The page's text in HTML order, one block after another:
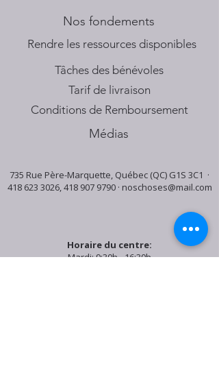
Nos fondements
​Rendre les ressources disponibles
Tâches des bénévoles
Tarif de livraison
Conditions de Remboursement
Médias
735 Rue Père-Marquette, Québec (QC) G1S 3C1 ·
418 623 3026,418 907 9790· noschoses@mail.com
Horaire du centre:
Mardi: 9:30h - 16:30h